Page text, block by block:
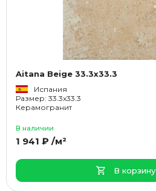
Aitana Beige 33.3x33.3
Испания
Размер: 33.3x33.3
Керамогранит
В наличии
1 941 ₽ /м²
В корзину